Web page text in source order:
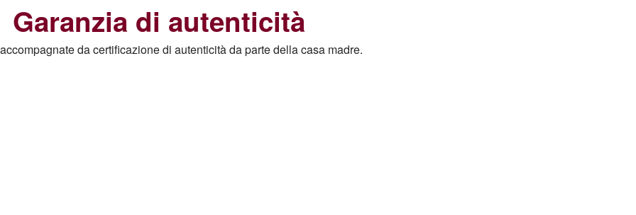
Garanzia di autenticità
da certificazione di autenticità da parte della casa madre.